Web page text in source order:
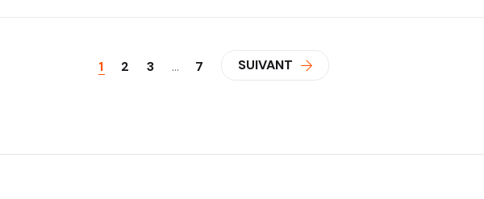
1 2 3 … 7 SUIVANT